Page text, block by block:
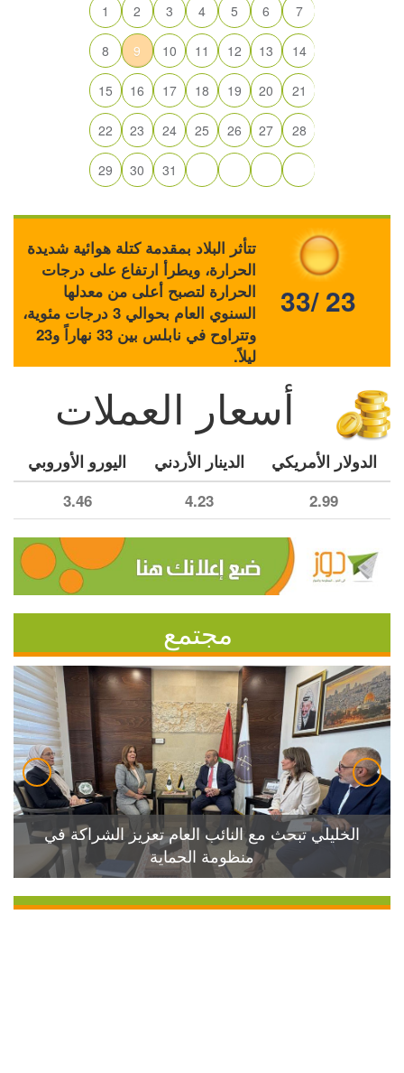
1 2 3 4 5 6 7
8 9 10 11 12 13 14
15 16 17 18 19 20 21
22 23 24 25 26 27 28
29 30 31
تتأثر البلاد بمقدمة كتلة هوائية شديدة
الحرارة، ويطرأ ارتفاع على درجات
الحرارة لتصبح أعلى من معدلها
السنوي العام بحوالي 3 درجات مئوية،
وتتراوح في نابلس بين 33 نهاراً و23
ليلاً.
33/ 23
أسعار العملات
الدولار الأمريكي الدينار الأردني اليورو الأوروبي
2.99
4.23
3.46
مجتمع
الخليلي تبحث مع النائب العام تعزيز الشراكة في
منظومة الحماية